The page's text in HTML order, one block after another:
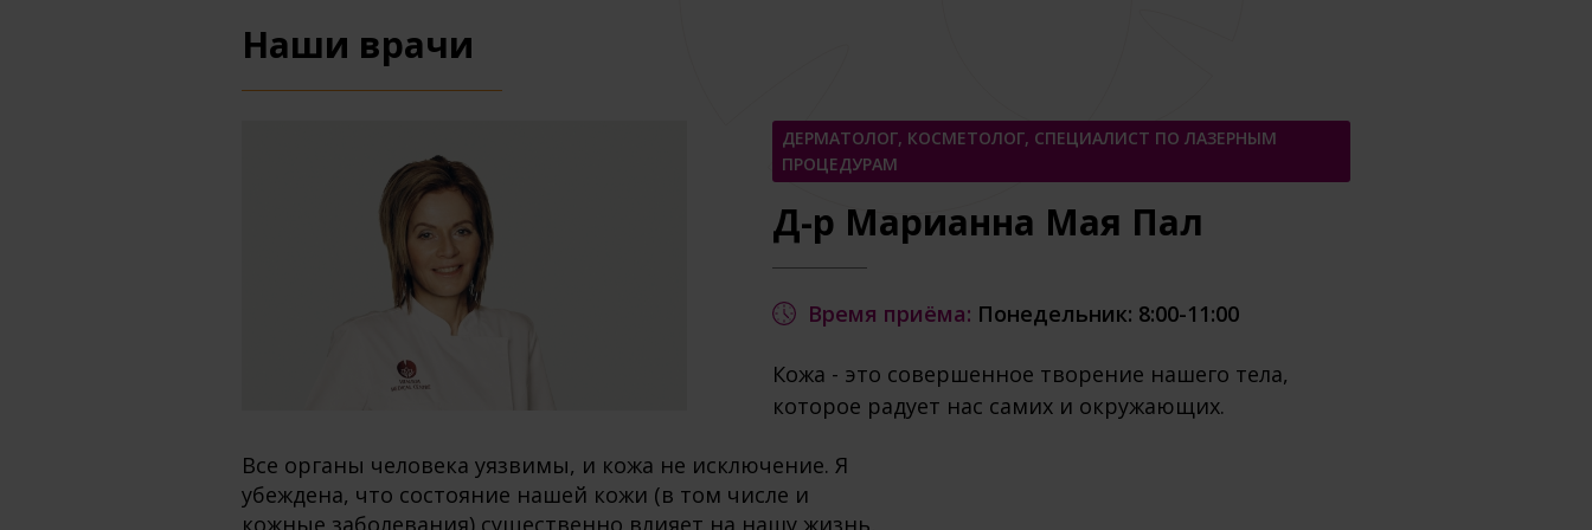
Наши врачи
ДЕРМАТОЛОГ, КОСМЕТОЛОГ, СПЕЦИАЛИСТ ПО ЛАЗЕРНЫМ
ПРОЦЕДУРАМ
Д-р Марианна Мая Пал
Время приёма: Понедельник: 8:00-11:00
Кожа - это совершенное творение нашего тела,
которое радует нас самих и окружающих.
Все органы человека уязвимы, и кожа не исключение. Я
убеждена, что состояние нашей кожи (в том числе и
кожные заболевания) существенно влияет на нашу жизнь,